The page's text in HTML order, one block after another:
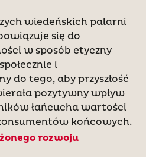
wiedeńskich palarni
się do
w sposób etyczny
i
do tego, aby przyszłość
pozytywny wpływ
łańcucha wartości
końcowych.
rozwoju